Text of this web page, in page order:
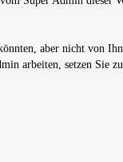
aber nicht von
arbeiten, setzen Sie